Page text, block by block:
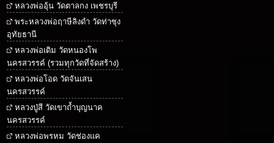
หลวงพ่ออุ้น วัดตาลกง เพชรบุรี
พระหลวงพ่อฤาษีลิงดำ วัดท่าซุง
อุทัยธานี
หลวงพ่อเดิม วัดหนองโพ
นครสวรรค์ (รวมทุกวัดที่จัดสร้าง)
หลวงพ่อโอด วัดจันเสน
นครสวรรค์
หลวงปู่สี วัดเขาถ้ำบุญนาค
นครสวรรค์
หลวงพ่อพรหม วัดช่องแค